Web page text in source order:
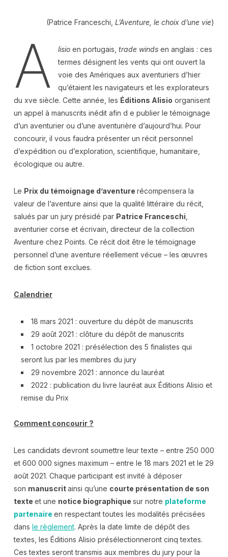
(Patrice Franceschi,L’Aventure, le choix d’une vie)
A lisioen portugais, trade windsen anglais : ces
termes désignent les vents qui ont ouvert la
voie des Amériques aux aventuriers d’hier
qu’étaient les navigateurs et les explorateurs
du xve siècle. Cette année, les Éditions Alisio organisent
un appel à manuscrits inédit afin d e publier le témoignage
d’un aventurier ou d’une aventurière d’aujourd’hui. Pour
concourir, il vous faudra présenter un récit personnel
d’expédition ou d’exploration, scientifique, humanitaire,
écologique ou autre.
Le Prix du témoignage d’aventure récompensera la
valeur de l’aventure ainsi que la qualité littéraire du récit,
salués par un jury présidé par Patrice Franceschi
aventurier corse et écrivain, directeur de la collection
Aventure chez Points. Ce récit doit être le témoignage
personnel d’une aventure réellement vécue – les œuvres
de fiction sont exclues.
Calendrier
18 mars 2021 : ouverture du dépôt de manuscrits
29 août 2021 : clôture du dépôt de manuscrits
1 octobre 2021 : présélection des 5 finalistes qui
seront lus par les membres du jury
29 novembre 2021 : annonce du lauréat
2022 : publication du livre lauréat aux Éditions Alisio et
remise du Prix
Comment concourir ?
Les candidats devront soumettre leur texte – entre 250 000
et 600 000 signes maximum – entre le 18 mars 2021 et le 29
août 2021. Chaque participant est invité à déposer
son manuscritainsi qu’une courte présentation de son
texte et une notice biographique sur notre plateforme
partenaire en respectant toutes les modalités précisées
dans le règlement. Après la date limite de dépôt des
textes, les Éditions Alisio présélectionneront cinq textes.
Ces textes seront transmis aux membres du jury pour la